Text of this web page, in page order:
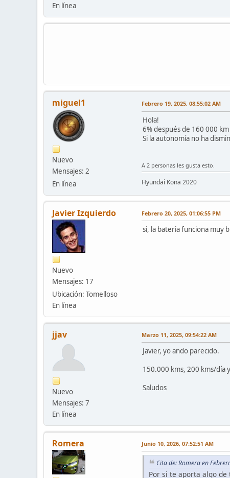
En línea
miguel1
Nuevo
Mensajes: 2
En línea
Febrero 19, 2025, 08:55:02 AM
Hola!
6% después de 160 000
Si la autonomía no ha
A 2 personas les gusta esto.
Hyundai Kona 2020
Javier Izquierdo
Nuevo
Mensajes: 17
Ubicación: Tomelloso
En línea
Febrero 20, 2025, 01:06:55 PM
si, la bateria funciona muy
jjav
Nuevo
Mensajes: 7
En línea
Marzo 11, 2025, 09:54:22 AM
Javier, yo ando parecido.
150.000 kms, 200 kms/día
Saludos
Romera Junio 10, 2026, 07:52:51 AM
Cita de: Romera en
Por si te aporta algo